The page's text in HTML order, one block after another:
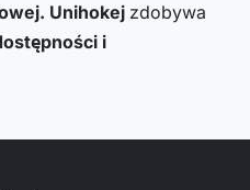
Unihokej zdobywa
i